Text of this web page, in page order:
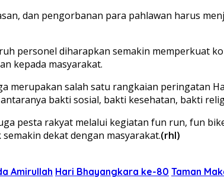
dan pengorbanan para pahlawan harus
personel diharapkan semakin memperkuat
kepada masyarakat.
merupakan salah satu rangkaian peringatan
bakti sosial, bakti kesehatan, bakti
pesta rakyat melalui kegiatan fun run, fun
dekat dengan masyarakat.(rhl)
Amirullah Hari Bhayangkara ke-80 Taman